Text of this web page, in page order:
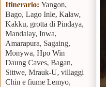
Itinerario: Yangon,
Bago, Lago Inle, Kalaw,
Kakku, grotta di Pindaya,
Mandalay, Inwa,
Amarapura, Sagaing,
Monywa, Hpo Win
Daung Caves, Bagan,
Sittwe, Mrauk-U, villaggi
Chin e fiume Lemyo,